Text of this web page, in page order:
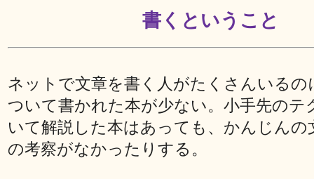
書くということ
ネットで文章を書く人がたくさんいるの
ついて書かれた本が少ない。小手先のテ
いて解説した本はあっても、かんじんの
の考察がなかったりする。